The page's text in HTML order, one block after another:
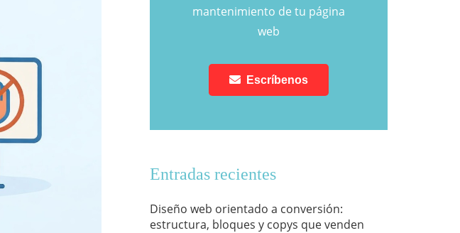
mantenimiento de tu página
web
Escríbenos
Entradas recientes
Diseño web orientado a conversión:
estructura, bloques y copys que venden